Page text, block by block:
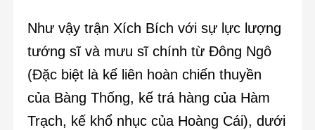
Như vậy trận Xích Bích với sự lực lượng
tướng sĩ và mưu sĩ chính từ Đông Ngô
(Đặc biệt là kế liên hoàn chiến thuyền
của Bàng Thống, kế trá hàng của Hàm
Trạch, kế khổ nhục của Hoàng Cái), dưới